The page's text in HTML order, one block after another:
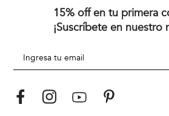
15% off en tu primera
¡Suscríbete en nuestro